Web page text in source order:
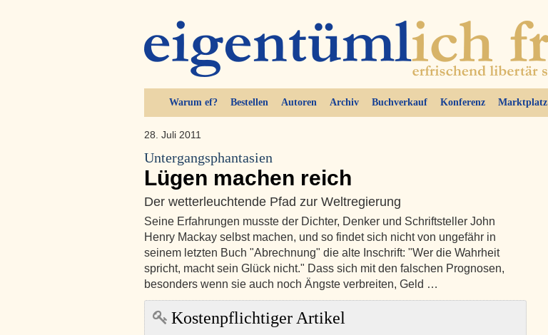
Warum ef? Bestellen Autoren Archiv Buchverkauf Konferenz Marktplatz
28. Juli 2011
Untergangsphantasien
Lügen machen reich
Der wetterleuchtende Pfad zur Weltregierung
Seine Erfahrungen musste der Dichter, Denker und Schriftsteller John
Henry Mackay selbst machen, und so findet sich nicht von ungefähr in
seinem letzten Buch "Abrechnung" die alte Inschrift: "Wer die Wahrheit
spricht, macht sein Glück nicht." Dass sich mit den falschen Prognosen,
besonders wenn sie auch noch Ängste verbreiten, Geld …
Kostenpflichtiger Artikel